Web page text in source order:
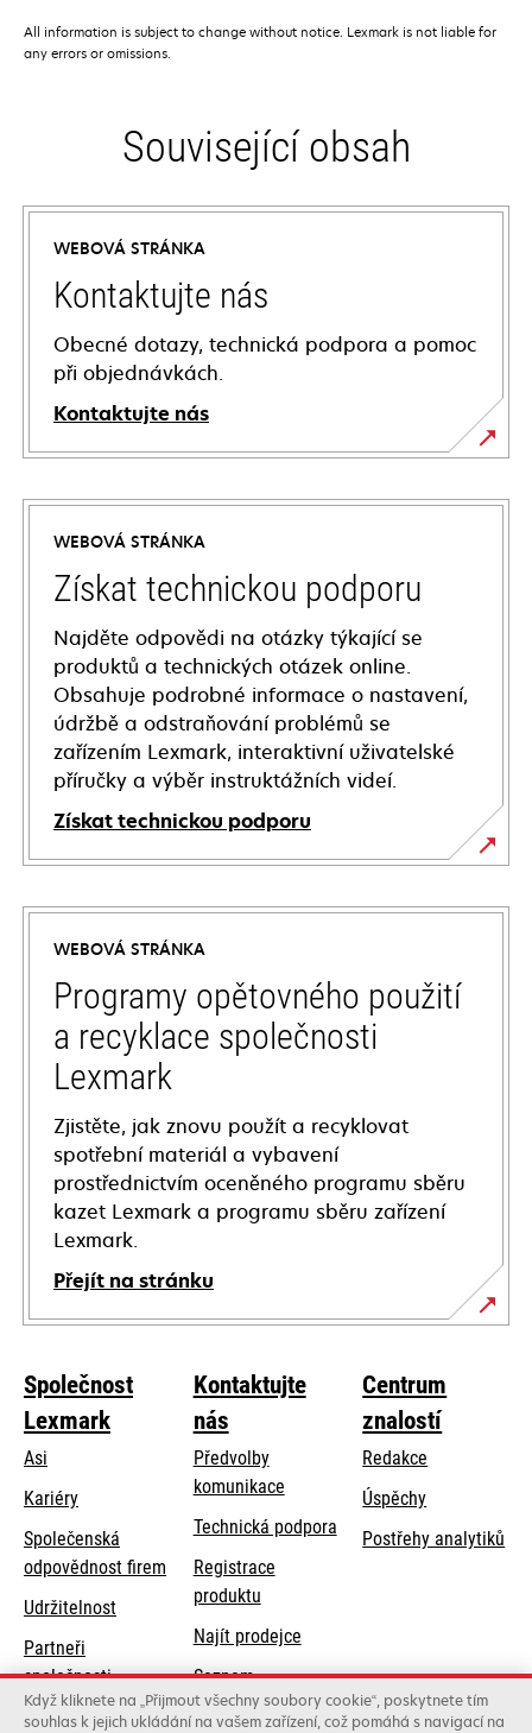
All information is subject to change without notice. Lexmark is not liable for
any errors or omissions.
Související obsah
WEBOVÁ STRÁNKA
Kontaktujte nás
Obecné dotazy, technická podpora a pomoc
při objednávkách.
Kontaktujte nás
WEBOVÁ STRÁNKA
Získat technickou podporu
Najděte odpovědi na otázky týkající se
produktů a technických otázek online.
Obsahuje podrobné informace o nastavení,
údržbě a odstraňování problémů se
zařízením Lexmark, interaktivní uživatelské
příručky a výběr instruktážních videí.
Získat technickou podporu
opens
in
new
tab
WEBOVÁ STRÁNKA
Programy opětovného použití
a recyklace společnosti
Lexmark
Zjistěte, jak znovu použít a recyklovat
spotřební materiál a vybavení
prostřednictvím oceněného programu sběru
kazet Lexmark a programu sběru zařízení
Lexmark.
Přejít na stránku
Společnost
Lexmark
Asi
Kariéry
Společenská
odpovědnost firem opens
new
tab
Udržitelnost
Partneři
společnosti
Lexmark
Kontaktujte
nás
Předvolby
komunikace
Technická podporaopens
Registrace
produktu
Najít prodejce
Seznam
velkoobchodníků
Centrum
znalostí
Redakce
Úspěchy
Postřehy analytiků
Když kliknete na „Přijmout všechny soubory cookie“, poskytnete tím
souhlas k jejich ukládání na vašem zařízení, což pomáhá s navigací na